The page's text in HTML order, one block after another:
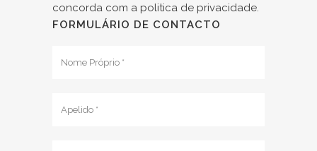
concorda com a politica de privacidade.
FORMULÁRIO DE CONTACTO